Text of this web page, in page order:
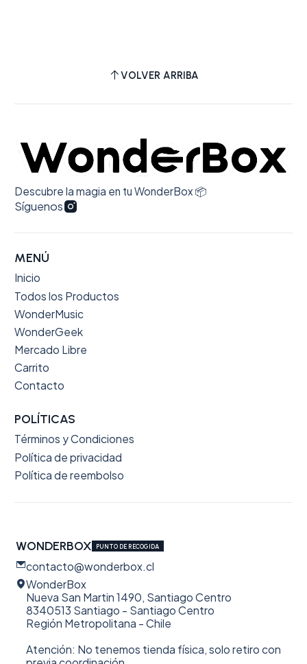
VOLVER ARRIBA
Descubre la magia en tu WonderBox 📦
Síguenos
MENÚ
Inicio
Todos los Productos
WonderMusic
WonderGeek
Mercado Libre
Carrito
Contacto
POLÍTICAS
Términos y Condiciones
Política de privacidad
Política de reembolso
WONDERBOX PUNTO DE RECOGIDA
contacto@wonderbox.cl
WonderBox
Nueva San Martin 1490, Santiago Centro
8340513 Santiago - Santiago Centro
Región Metropolitana - Chile
Atención: No tenemos tienda física, solo retiro con